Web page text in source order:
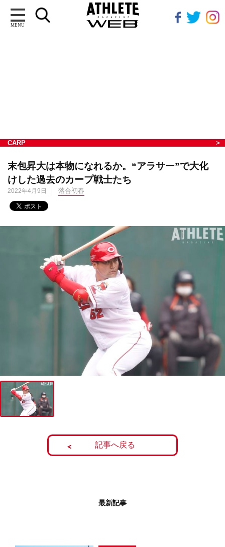
MENU
CARP
末包昇大は本物になれるか。“アラサー”で大化
けした過去のカープ戦士たち
2022年4月9日 落合初春
記事へ戻る
最新記事